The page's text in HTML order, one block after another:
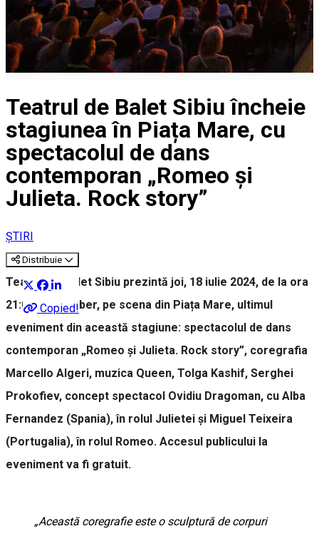
Teatrul de Balet Sibiu încheie
stagiunea în Piața Mare, cu
spectacolul de dans
contemporan „Romeo și
Julieta. Rock story”
ȘTIRI
Distribuie
Copied!
Teatrul de Balet Sibiu prezintă joi, 18 iulie 2024, de la ora
21:00, în aer liber, pe scena din Piața Mare, ultimul
eveniment din această stagiune: spectacolul de dans
contemporan „Romeo și Julieta. Rock story”, coregrafia
Marcello Algeri, muzica Queen, Tolga Kashif, Serghei
Prokofiev, concept spectacol Ovidiu Dragoman, cu Alba
Fernandez (Spania), în rolul Julietei și Miguel Teixeira
(Portugalia), în rolul Romeo. Accesul publicului la
eveniment va fi gratuit.
„Această coregrafie este o sculptură de corpuri